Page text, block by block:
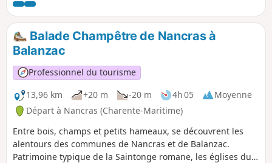
rendre compte de la diversité des activité agricoles autour
de Sablonceaux.
Balade Champêtre de Nancras à
Balanzac
Professionnel du tourisme
13,96 km
+20 m -20 m 4h 05
Moyenne
Départ à Nancras (Charente-Maritime)
Entre bois, champs et petits hameaux, se découvrent les
alentours des communes de Nancras et de Balanzac.
Patrimoine typique de la Saintonge romane, les églises du